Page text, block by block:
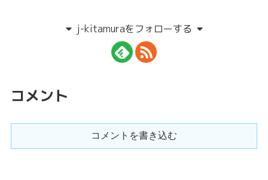
j-kitamuraをフォローする
コメント
コメントを書き込む